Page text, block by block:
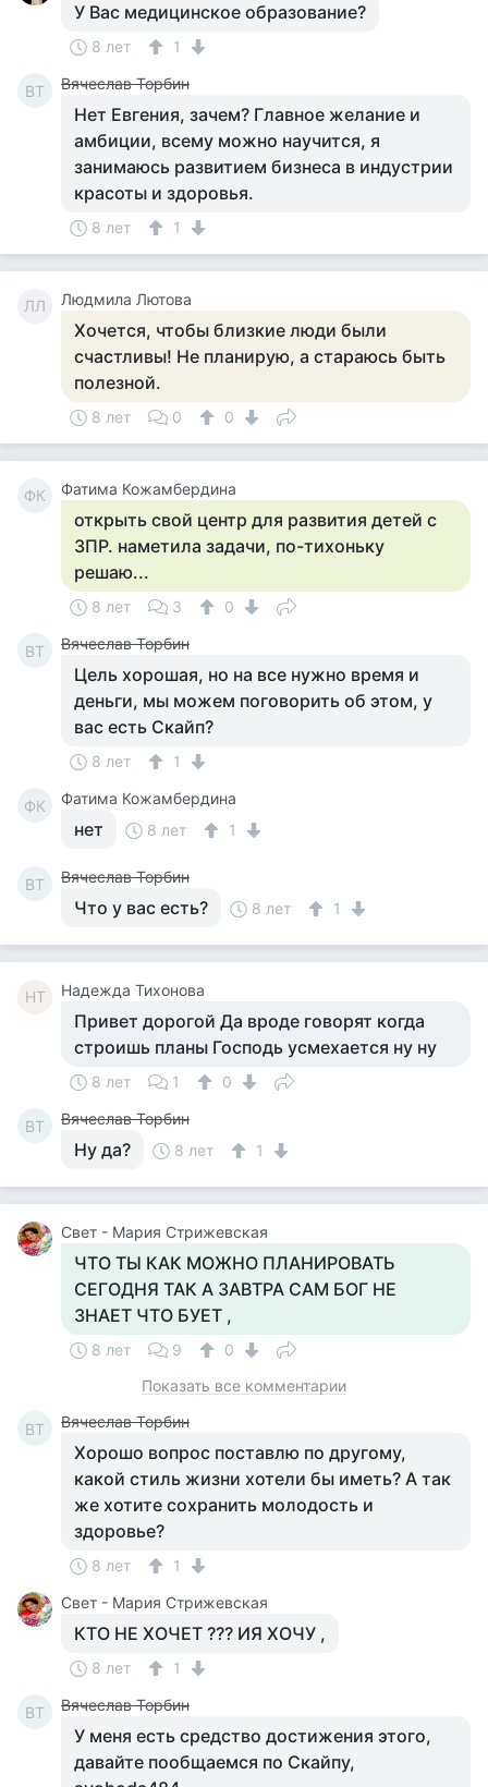
У Вас медицинское образование?
8 лет 1
ВТ Вячеслав Торбин
Нет Евгения, зачем? Главное желание и
амбиции, всему можно научится, я
занимаюсь развитием бизнеса в индустрии
красоты и здоровья.
8 лет 1
ЛЛ Людмила Лютова
Хочется, чтобы близкие люди были
счастливы! Не планирую, а стараюсь быть
полезной.
8 лет 0 0
ФК Фатима Кожамбердина
открыть свой центр для развития детей с
ЗПР. наметила задачи, по-тихоньку
решаю...
8 лет 3 0
ВТ Вячеслав Торбин
Цель хорошая, но на все нужно время и
деньги, мы можем поговорить об этом, у
вас есть Скайп?
8 лет 1
ФК Фатима Кожамбердина
нет 8 лет 1
ВТ Вячеслав Торбин
Что у вас есть? 8 лет 1
НТ Надежда Тихонова
Привет дорогой Да вроде говорят когда
строишь планы Господь усмехается ну ну
8 лет 1 0
ВТ Вячеслав Торбин
Ну да? 8 лет 1
Свет - Мария Стрижевская
ЧТО ТЫ КАК МОЖНО ПЛАНИРОВАТЬ
СЕГОДНЯ ТАК А ЗАВТРА САМ БОГ НЕ
ЗНАЕТ ЧТО БУЕТ ,
8 лет 9
0
Показать все комментарии
ВТ Вячеслав Торбин
Хорошо вопрос поставлю по другому,
какой стиль жизни хотели бы иметь? А так
же хотите сохранить молодость и
здоровье?
8 лет
1
Свет - Мария Стрижевская
КТО НЕ ХОЧЕТ ??? ИЯ ХОЧУ ,
8 лет 1
ВТ Вячеслав Торбин
У меня есть средство достижения этого,
давайте пообщаемся по Скайпу,